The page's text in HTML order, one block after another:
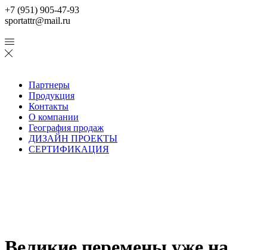
+7 (951) 905-47-93
sportattr@mail.ru
Партнеры
Продукция
Контакты
О компании
География продаж
ДИЗАЙН ПРОЕКТЫ
СЕРТИФИКАЦИЯ